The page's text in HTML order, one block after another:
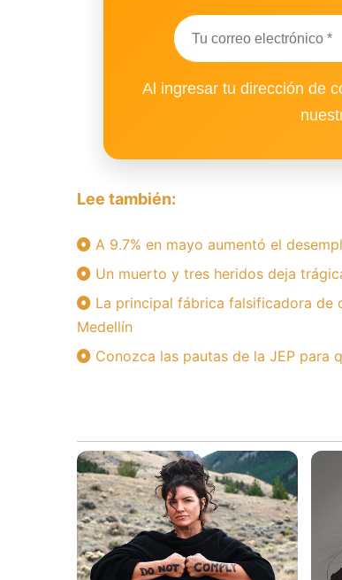
Al ingresar tu dirección de
Lee también:
A 9.7% en mayo aumentó el
Un muerto y tres heridos deja
La principal fábrica falsificadora de
Medellín
Conozca las pautas de la JEP para